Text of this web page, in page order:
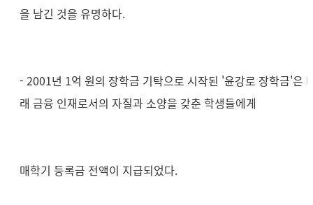
을 남긴 것을 유명하다.
- 2001년 1억 원의 장학금 기탁으로 시작된 '윤강로 장학금'은
래 금융 인재로서의 자질과 소양을 갖춘 학생들에게
매학기 등록금 전액이 지급되었다.